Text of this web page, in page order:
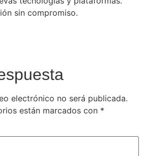
sin compromiso.
electrónico no será publicada.
están marcados con *